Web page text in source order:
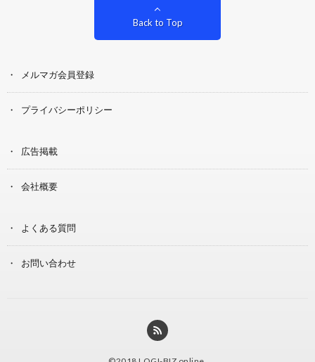
Back to Top
メルマガ会員登録
プライバシーポリシー
広告掲載
会社概要
よくある質問
お問い合わせ